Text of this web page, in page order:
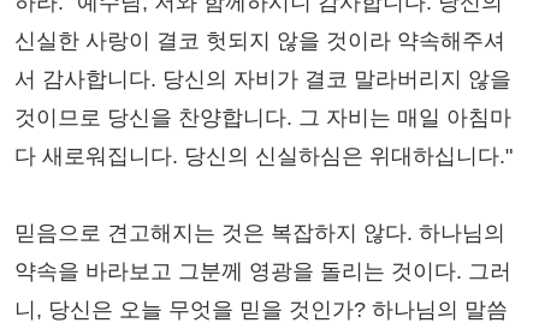
신실한 사랑이 결코 헛되지 않을 것이라 약속해주셔
서 감사합니다. 당신의 자비가 결코 말라버리지 않을
것이므로 당신을 찬양합니다. 그 자비는 매일 아침마
다 새로워집니다. 당신의 신실하심은 위대하십니다."
믿음으로 견고해지는 것은 복잡하지 않다. 하나님의
약속을 바라보고 그분께 영광을 돌리는 것이다. 그러
니, 당신은 오늘 무엇을 믿을 것인가? 하나님의 말씀